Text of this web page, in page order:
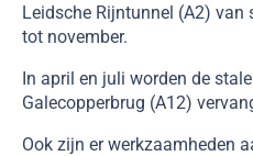
Leidsche Rijntunnel (A2)
tot november.
In april en juli worden de
Galecopperbrug (A12)
Ook zijn er werkzaamheden